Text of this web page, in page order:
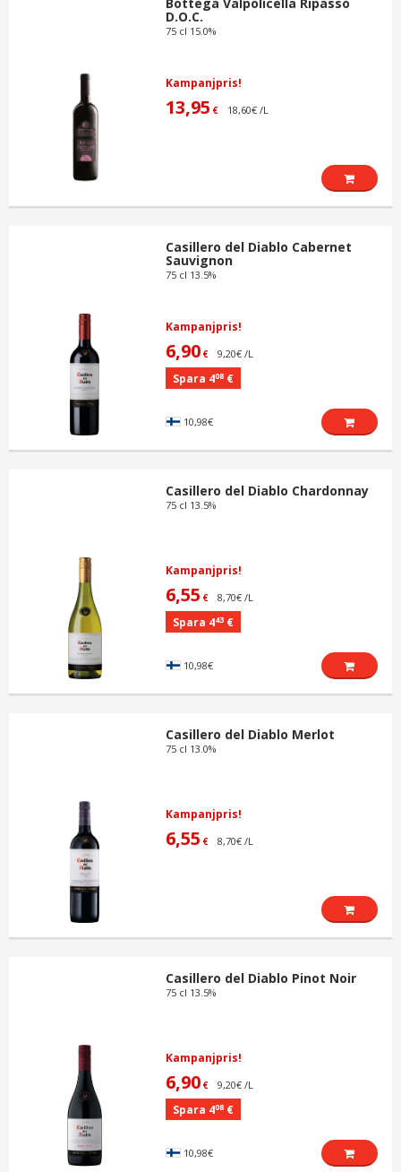
D.O.C.
75 cl 15.0%
Kampanjpris!
13,95 € 18,60€ /L
Casillero del Diablo Cabernet
Sauvignon
75 cl 13.5%
Kampanjpris!
6,90 € 9,20€ /L
Spara 408 €
10,98€
Casillero del Diablo Chardonnay
75 cl 13.5%
Kampanjpris!
6,55 € 8,70€ /L
Spara 443 €
10,98€
Casillero del Diablo Merlot
75 cl 13.0%
Kampanjpris!
6,55 € 8,70€ /L
Casillero del Diablo Pinot Noir
75 cl 13.5%
Kampanjpris!
6,90 € 9,20€ /L
Spara 408 €
10,98€